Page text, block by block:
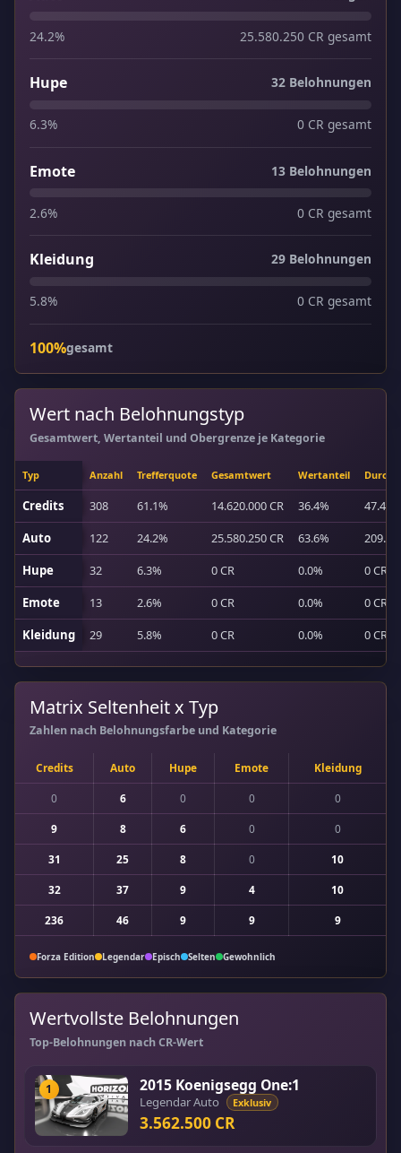
24.2% 25.580.250 CR gesamt
Hupe 32 Belohnungen
6.3% 0 CR gesamt
Emote 13 Belohnungen
2.6% 0 CR gesamt
Kleidung 29 Belohnungen
5.8% 0 CR gesamt
100%gesamt
Wert nach Belohnungstyp
Gesamtwert, Wertanteil und Obergrenze je Kategorie
Typ Anzahl Trefferquote Gesamtwert Wertanteil
Credits 308 61.1% 14.620.000 CR 36.4%
47.468
Auto
122 24.2% 25.580.250 CR 63.6%
Hupe
32 6.3% 0 CR 0.0%
0 CR
Emote
13 2.6% 0 CR 0.0%
0 CR
Kleidung
29 5.8% 0 CR 0.0% 0 CR
Matrix Seltenheit x Typ
Zahlen nach Belohnungsfarbe und Kategorie
Credits Auto Hupe Emote Kleidung
0 6 0 0 0
9 8 6 0 0
31 25 8 0 10
32 37 9 4 10
236 46 9 9 9
Forza Edition Legendar Episch Selten Gewohnlich
Wertvollste Belohnungen
Top-Belohnungen nach CR-Wert
1 2015 Koenigsegg One:1
Legendar Auto Exklusiv
3.562.500 CR